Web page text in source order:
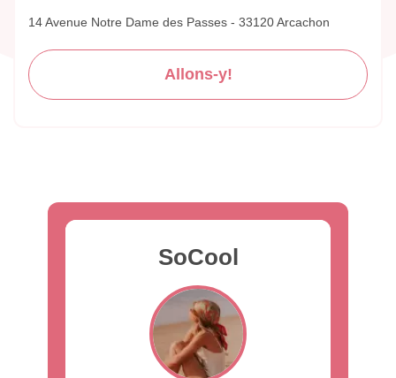
14 Avenue Notre Dame des Passes - 33120 Arcachon
Allons-y!
SoCool